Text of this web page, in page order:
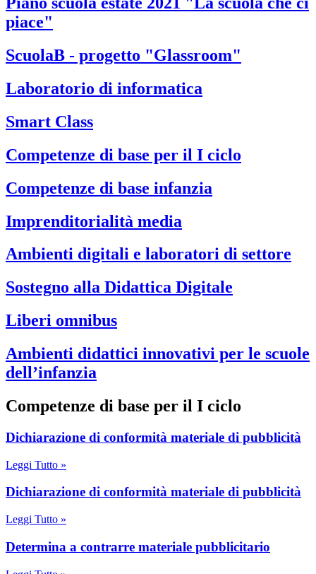
piace"
ScuolaB - progetto "Glassroom"
Laboratorio di informatica
Smart Class
Competenze di base per il I ciclo
Competenze di base infanzia
Imprenditorialità media
Ambienti digitali e laboratori di settore
Sostegno alla Didattica Digitale
Liberi omnibus
Ambienti didattici innovativi per le scuole
dell’infanzia
Competenze di base per il I ciclo
dichiarazione di conformità materiale di pubblicità
Leggi Tutto »
dichiarazione di conformità materiale di pubblicità
Leggi Tutto »
determina a contrarre materiale pubblicitario